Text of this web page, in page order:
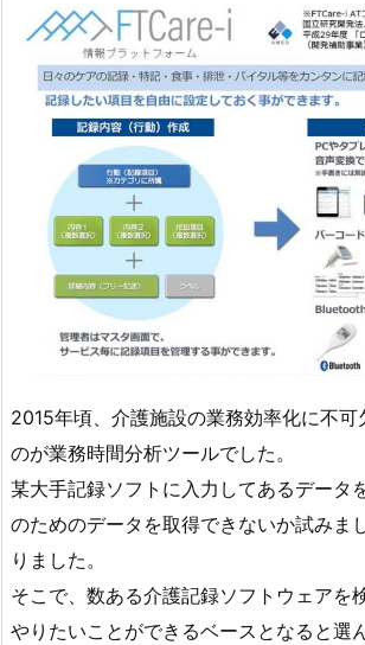
2015年頃、介護施設の業務効率化に不可
のが業務時間分析ツールでした。
某大手記録ソフトに入力してあるデータ
のためのデータを取得できないか試みま
りました。
そこで、数ある介護記録ソフトウェアを
やりたいことができるベースとなると選